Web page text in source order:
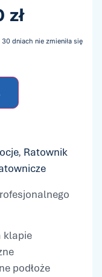
klapie
podłoże
zł
dniach nie zmieniła się
, Ratownik